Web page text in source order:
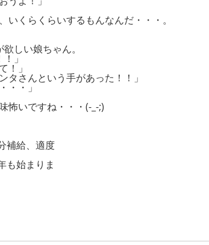
いくらくらいするもんなんだ・・・。
しい娘ちゃん。
」
！」
タさんという手があった！！」
・・」
怖いですね・・・(-_-;)
補給、適度
も始まりま